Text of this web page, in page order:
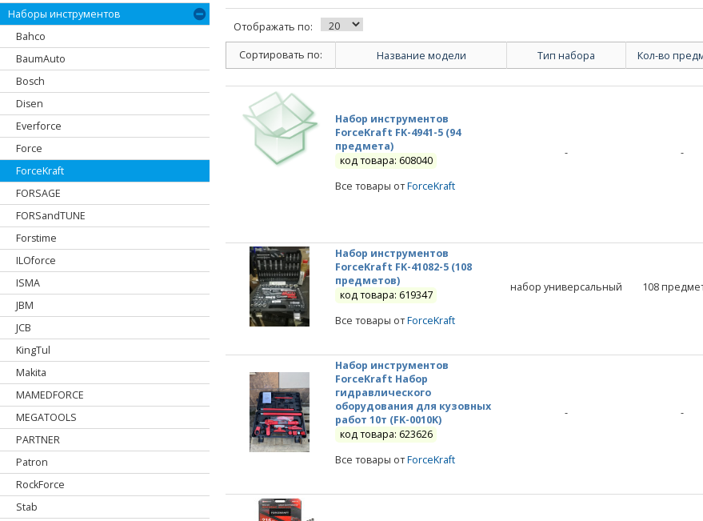
Наборы инструментов
Bahco
BaumAuto
Bosch
Disen
Everforce
Force
ForceKraft
FORSAGE
FORSandTUNE
Forstime
ILOforce
ISMA
JBM
JCB
KingTul
Makita
MAMEDFORCE
MEGATOOLS
PARTNER
Patron
RockForce
Stab
Отображать по:
Сортировать по: Название модели Тип набора Кол-во
Набор инструментов
ForceKraft FK-4941-5 (94
предмета)
код товара: 608040
Все товары отForceKraft
- -
Набор инструментов
ForceKraft FK-41082-5 (108
предметов)
код товара: 619347
Все товары отForceKraft
набор универсальный 108
Набор инструментов
ForceKraft Набор
гидравлического
оборудования для кузовных
работ 10т (FK-0010K)
код товара: 623626
Все товары отForceKraft
- -